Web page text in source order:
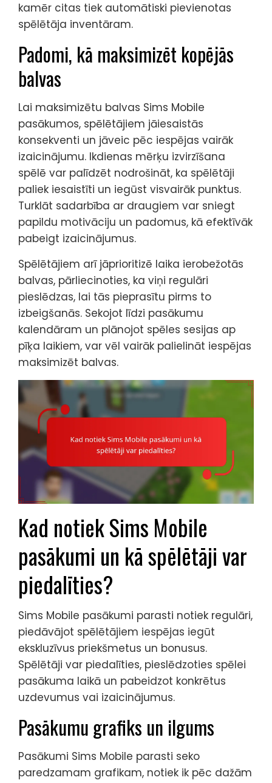
kamēr citas tiek automātiski pievienotas
spēlētāja inventāram.
Padomi, kā maksimizēt kopējās
balvas
Lai maksimizētu balvas Sims Mobile
pasākumos, spēlētājiem jāiesaistās
konsekventi un jāveic pēc iespējas vairāk
izaicinājumu. Ikdienas mērķu izvirzīšana
spēlē var palīdzēt nodrošināt, ka spēlētāji
paliek iesaistīti un iegūst visvairāk punktus.
Turklāt sadarbība ar draugiem var sniegt
papildu motivāciju un padomus, kā efektīvāk
pabeigt izaicinājumus.
Spēlētājiem arī jāprioritizē laika ierobežotās
balvas, pārliecinoties, ka viņi regulāri
pieslēdzas, lai tās pieprasītu pirms to
izbeigšanās. Sekojot līdzi pasākumu
kalendāram un plānojot spēles sesijas ap
pīķa laikiem, var vēl vairāk palielināt iespējas
maksimizēt balvas.
Kad notiek Sims Mobile
pasākumi un kā spēlētāji var
piedalīties?
Sims Mobile pasākumi parasti notiek regulāri,
piedāvājot spēlētājiem iespējas iegūt
ekskluzīvus priekšmetus un bonusus.
Spēlētāji var piedalīties, pieslēdzoties spēlei
pasākuma laikā un pabeidzot konkrētus
uzdevumus vai izaicinājumus.
Pasākumu grafiks un ilgums
Pasākumi Sims Mobile parasti seko
paredzamam grafikam, notiek ik pēc dažām